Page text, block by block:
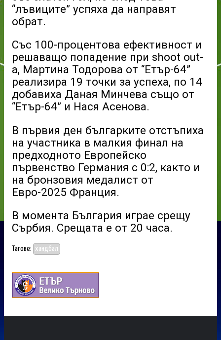
“лъвиците” успяха да направят
обрат.
Със 100-процентова ефективност и
решаващо попадение при shoot out-
а, Мартина Тодорова от “Етър-64”
реализира 19 точки за успеха, по 14
добавиха Даная Минчева също от
“Етър-64” и Нася Асенова.
В първия ден българките отстъпиха
на участника в малкия финал на
предходното Европейско
първенство Германия с 0:2, както и
на бронзовия медалист от
Евро-2025 Франция.
В момента България играе срещу
Сърбия. Срещата е от 20 часа.
Тагове: хандбал